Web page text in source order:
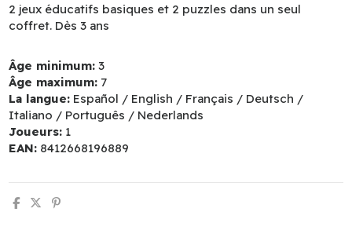
2 jeux éducatifs basiques et 2 puzzles dans un seul
coffret. Dès 3 ans
Âge minimum: 3
Âge maximum: 7
La langue: Español / English / Français / Deutsch /
Italiano / Português / Nederlands
Joueurs: 1
EAN: 8412668196889